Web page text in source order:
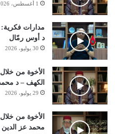
1 أغسطس، 2026
مدارات فكرية:
د أوس رمّال
30 يوليو، 2026
الأخوة من
الكهف – د
29 يوليو، 2026
الأخوة من
محمد عز الدين